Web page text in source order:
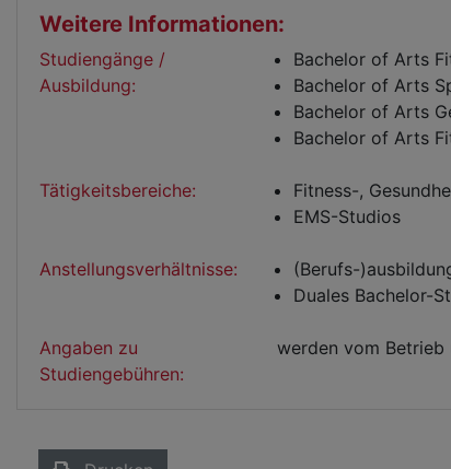
Weitere Informationen:
Studiengänge /
Ausbildung:
Bachelor of Arts
Bachelor of Arts
Bachelor of Arts
Bachelor of Arts
Tätigkeitsbereiche:
Fitness-,
EMS-Studios
Anstellungsverhältnisse:
(Berufs-
Duales Bachelor-
Angaben zu
Studiengebühren:
werden vom Betrieb